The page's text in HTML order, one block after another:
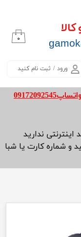
ورود / ثبت نام کنید
۰
واتساپ09172092545
اینترنتی ندارید
و شماره کارت یا شبا